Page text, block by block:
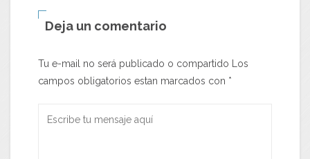
Deja un comentario
Tu e-mail no será publicado o compartido Los
campos obligatorios estan marcados con *